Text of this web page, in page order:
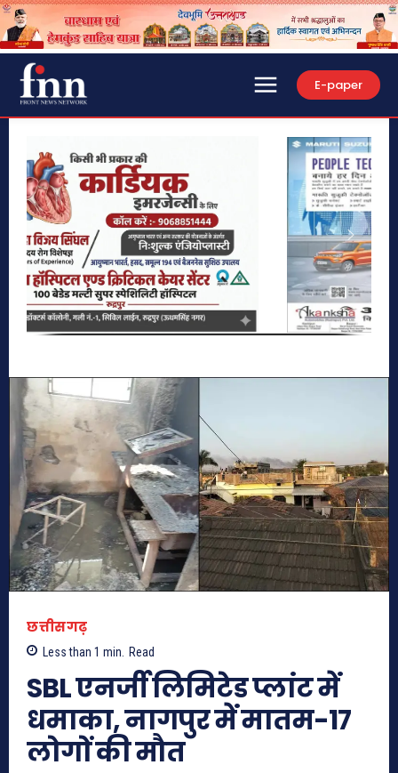
E-paper
छत्तीसगढ़
Less than 1 min. Read
SBL एनर्जी लिमिटेड प्लांट में
धमाका, नागपुर में मातम-17
लोगों की मौत